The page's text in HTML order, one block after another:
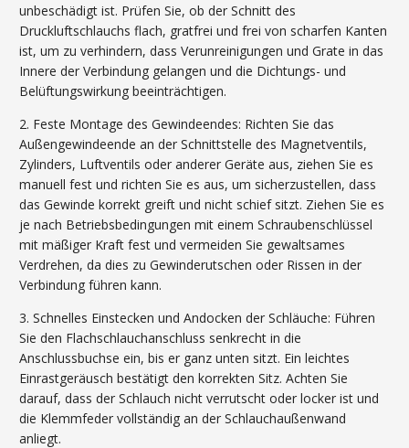
unbeschädigt ist. Prüfen Sie, ob der Schnitt des
Druckluftschlauchs flach, gratfrei und frei von scharfen Kanten
ist, um zu verhindern, dass Verunreinigungen und Grate in das
Innere der Verbindung gelangen und die Dichtungs- und
Belüftungswirkung beeinträchtigen.
2. Feste Montage des Gewindeendes: Richten Sie das
Außengewindeende an der Schnittstelle des Magnetventils,
Zylinders, Luftventils oder anderer Geräte aus, ziehen Sie es
manuell fest und richten Sie es aus, um sicherzustellen, dass
das Gewinde korrekt greift und nicht schief sitzt. Ziehen Sie es
je nach Betriebsbedingungen mit einem Schraubenschlüssel
mit mäßiger Kraft fest und vermeiden Sie gewaltsames
Verdrehen, da dies zu Gewinderutschen oder Rissen in der
Verbindung führen kann.
3. Schnelles Einstecken und Andocken der Schläuche: Führen
Sie den Flachschlauchanschluss senkrecht in die
Anschlussbuchse ein, bis er ganz unten sitzt. Ein leichtes
Einrastgeräusch bestätigt den korrekten Sitz. Achten Sie
darauf, dass der Schlauch nicht verrutscht oder locker ist und
die Klemmfeder vollständig an der Schlauchaußenwand
anliegt.